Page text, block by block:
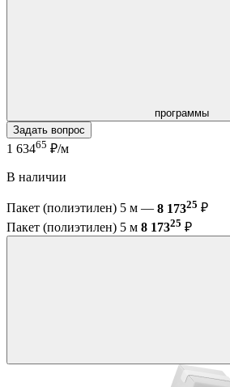
программы
Задать вопрос
1 63465 ₽/м
В наличии
Пакет (полиэтилен) 5 м — 8 17325 ₽
Пакет (полиэтилен) 5 м 8 17325 ₽